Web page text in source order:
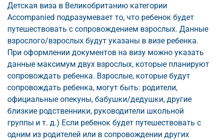
Детская виза в Великобританию категории
Accompanied подразумевает то, что ребенок будет
путешествовать с сопровождением взрослых. Данные
взрослого/взрослых будут указаны в визе ребенка.
При оформлении документов на визу можно указать
данные максимум двух взрослых, которые планируют
сопровождать ребенка. Взрослые, которые будут
сопровождать ребенка, могут быть: родители,
официальные опекуны, бабушки/дедушки, другие
близкие родственники, руководители школьной
группы и т. д.) Если ребенок будет путешествовать с
одним из родителей или в сопровождении других